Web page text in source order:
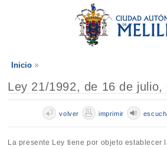
Inicio
Ley 21/1992, de 16 de julio,
imprimir
volver
La presente Ley tiene por objeto establecer